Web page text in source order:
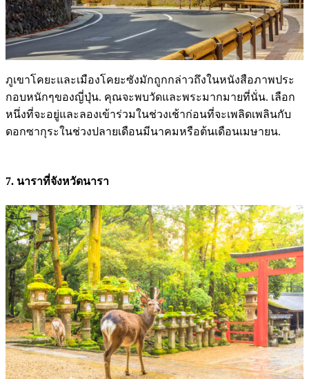
ภูเขาโคยะและเมืองโคยะซังมักถูกกล่าวถึงในหนังสือภาพประ
กอบหนักๆของญี่ปุ่น. คุณจะพบวัดและพระมากมายที่นั่น. เลือก
หนึ่งที่จะอยู่และลองเข้าร่วมในช่วงเช้าก่อนที่จะเพลิดเพลินกับ
ดอกซากุระในช่วงปลายเดือนมีนาคมหรือต้นเดือนเมษายน.
7. นาราที่จังหวัดนารา